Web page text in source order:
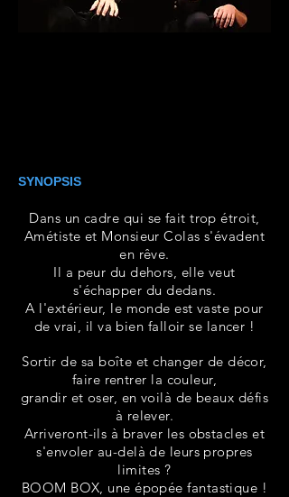
SYNOPSIS
Dans un cadre qui se fait trop étroit,
Amétiste et Monsieur Colas s'évadent
en rêve.
Il a peur du dehors, elle veut
s'échapper du dedans.
A l'extérieur, le monde est vaste pour
de vrai, il va bien falloir se lancer !
Sortir de sa boîte et changer de décor,
faire rentrer la couleur,
grandir et oser, en voilà de beaux défis
à relever.
Arriveront-ils à braver les obstacles et
s'envoler au-delà de leurs propres
limites ?
BOOM BOX, une épopée fantastique !